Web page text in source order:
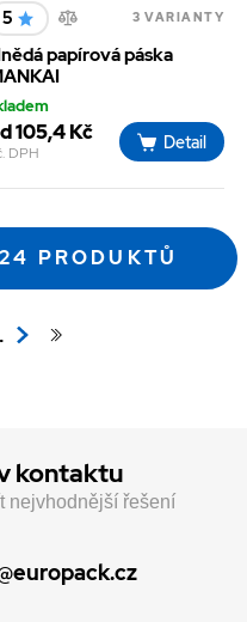
5 3 VARIANTY
papírová páska
105,4 Kč
DPH
Detail
PRODUKTŮ
kontaktu
nejvhodnější řešení